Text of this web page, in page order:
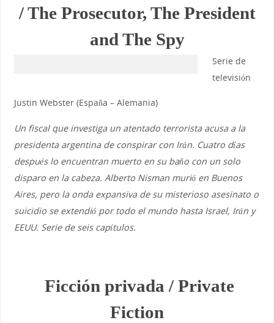
/ The Prosecutor, The President
and The Spy
Serie de
televisión
Justin Webster (España – Alemania)
Un fiscal que investiga un atentado terrorista acusa a la
presidenta argentina de conspirar con Irán. Cuatro días
después lo encuentran muerto en su baño con un solo
disparo en la cabeza. Alberto Nisman murió en Buenos
Aires, pero la onda expansiva de su misterioso asesinato o
suicidio se extendió por todo el mundo hasta Israel, Irán y
EEUU. Serie de seis capítulos.
Ficción privada / Private
Fiction